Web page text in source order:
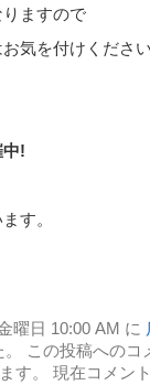
ますので
気を付けくださ
中!
す。
曜日 10:00 AM に
。 この投稿への
す。 現在コメン